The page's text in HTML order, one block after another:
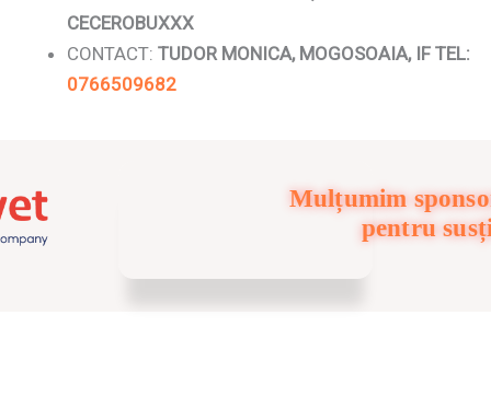
CECEROBUXXX
CONTACT: TUDOR MONICA, MOGOSOAIA, IF TEL:
0766509682
Mulțumim
pentru